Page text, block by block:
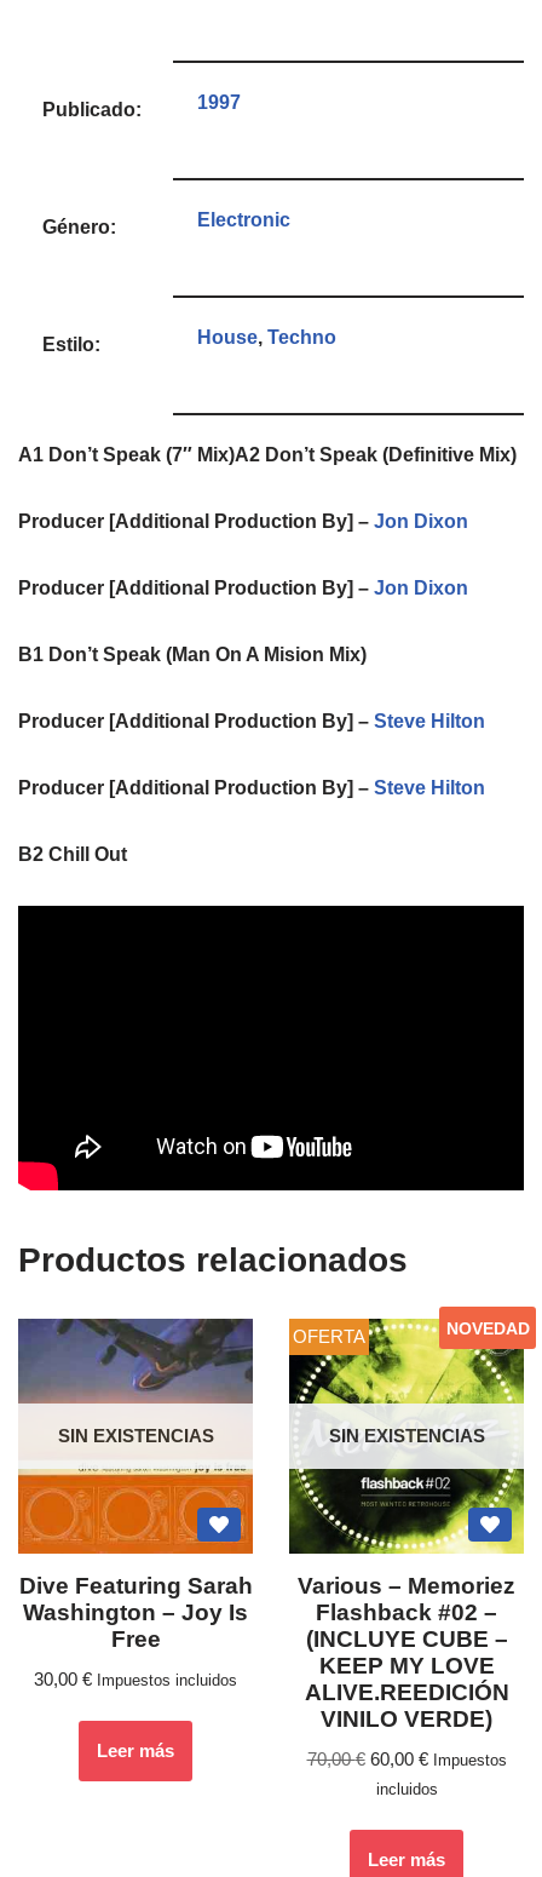
Publicado: 1997
Género: Electronic
Estilo: House, Techno
A1 Don’t Speak (7″ Mix)A2 Don’t Speak (Definitive Mix)
Producer [Additional Production By] – Jon Dixon
Producer [Additional Production By] – Jon Dixon
B1 Don’t Speak (Man On A Mision Mix)
Producer [Additional Production By] – Steve Hilton
Producer [Additional Production By] – Steve Hilton
B2 Chill Out
Productos relacionados
SIN EXISTENCIAS
Dive Featuring Sarah
Washington ‎– Joy Is
Free
30,00 € Impuestos incluidos
Leer más
OFERTA
SIN EXISTENCIAS
NOVEDAD
Various – Memoriez
Flashback #02 –
(INCLUYE CUBE –
KEEP MY LOVE
ALIVE.REEDICIÓN
VINILO VERDE)
70,00€ 60,00 €
Impuestos
incluidos
Leer más